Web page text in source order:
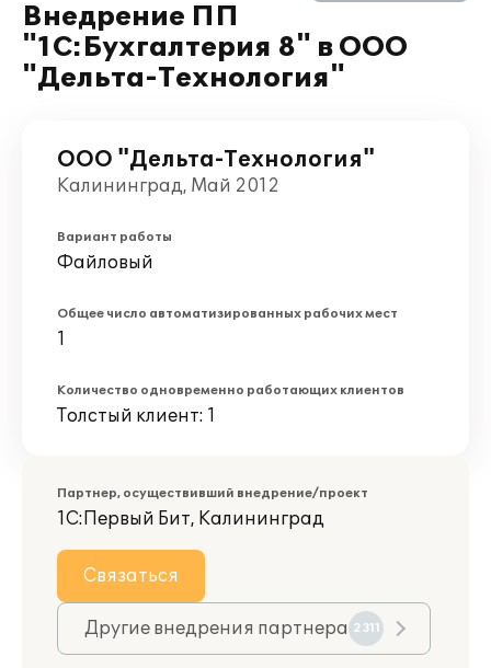
Внедрение ПП
"1С:Бухгалтерия 8" в ООО
"Дельта-Технология"
ООО "Дельта-Технология"
Калининград, Май 2012
Вариант работы
Файловый
Общее число автоматизированных рабочих мест
1
Количество одновременно работающих клиентов
Толстый клиент: 1
Партнер, осуществивший внедрение/проект
1С:Первый Бит, Калининград
Связаться
Другие внедрения партнера 2311